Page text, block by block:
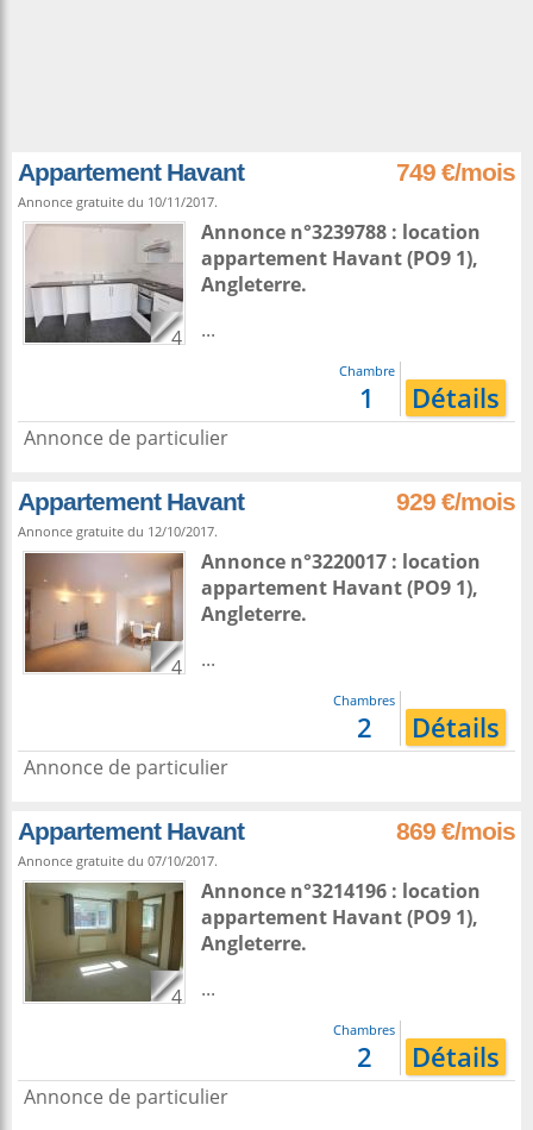
Appartement Havant 749 €/mois
Annonce gratuite du 10/11/2017.
4
Annonce n°3239788 : location
appartement Havant(PO9 1),
Angleterre.
...
Chambre
1 Détails
Annonce de particulier
Appartement Havant 929 €/mois
Annonce gratuite du 12/10/2017.
4
Annonce n°3220017 : location
appartement Havant(PO9 1),
Angleterre.
...
Chambres
2 Détails
Annonce de particulier
Appartement Havant 869 €/mois
Annonce gratuite du 07/10/2017.
4
Annonce n°3214196 : location
appartement Havant(PO9 1),
Angleterre.
...
Chambres
2 Détails
Annonce de particulier